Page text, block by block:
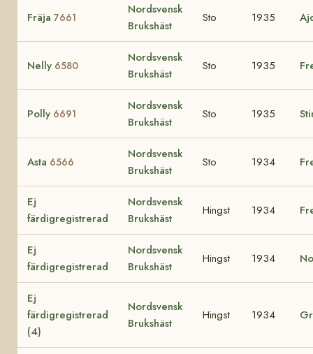
Fräja 7661
Nordsvensk
Brukshäst
Sto 1935
Nelly 6580
Nordsvensk
Brukshäst
Sto 1935
Polly 6691
Nordsvensk
Brukshäst
Sto 1935
Asta 6566
Nordsvensk
Brukshäst
Sto 1934
Ej
färdigregistrerad
Nordsvensk
Brukshäst
Hingst 1934
Ej
färdigregistrerad
Nordsvensk
Brukshäst
Hingst 1934
Ej
färdigregistrerad
(4)
Nordsvensk
Brukshäst
Hingst 1934